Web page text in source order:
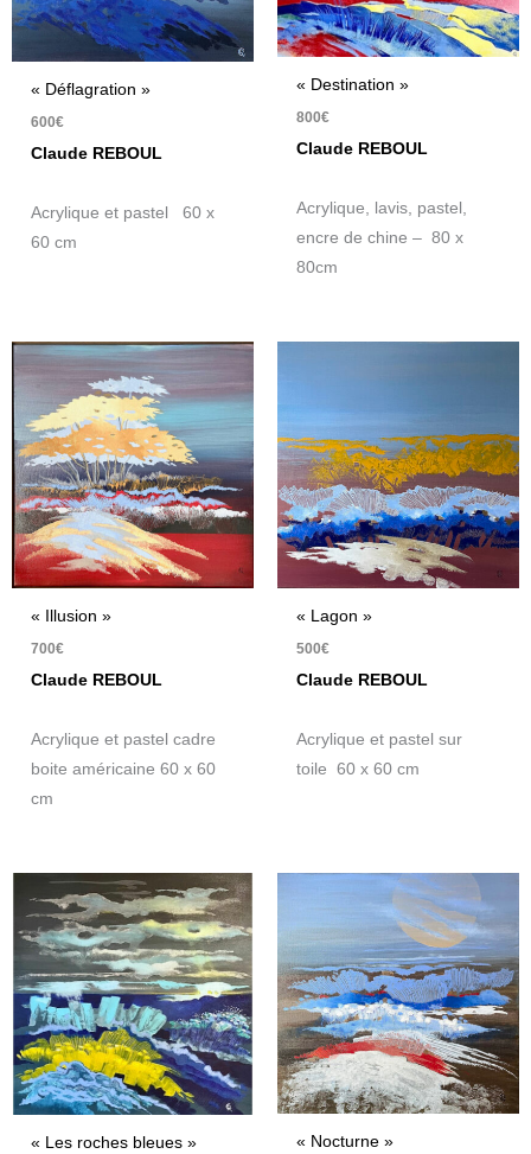
« Déflagration »
600€
Claude REBOUL
Acrylique et pastel 60 x
60 cm
« Destination »
800€
Claude REBOUL
Acrylique, lavis, pastel,
encre de chine – 80 x
80cm
« Illusion »
700€
Claude REBOUL
Acrylique et pastel cadre
boite américaine 60 x 60
cm
« Lagon »
500€
Claude REBOUL
Acrylique et pastel sur
toile 60 x 60 cm
« Les roches bleues » « Nocturne »